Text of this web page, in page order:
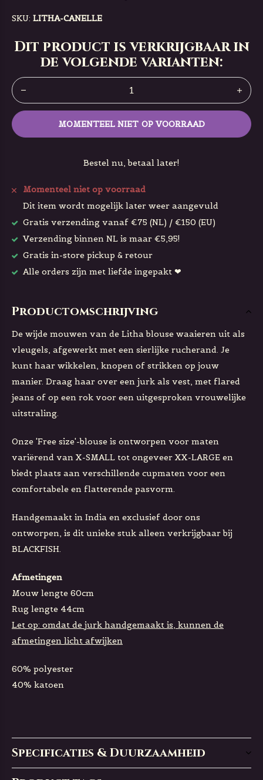
SKU: LITHA-CANELLE
Dit product is verkrijgbaar in
de volgende varianten:
MOMENTEEL NIET OP VOORRAAD
Bestel nu, betaal later!
Momenteel niet op voorraad
Dit item wordt mogelijk later weer aangevuld
Gratis verzending vanaf €75 (NL) / €150 (EU)
Verzending binnen NL is maar €5,95!
Gratis in-store pickup & retour
Alle orders zijn met liefde ingepakt ❤
Productomschrijving
De wijde mouwen van de Litha blouse waaieren uit als
vleugels, afgewerkt met een sierlijke rucherand. Je
kunt haar wikkelen, knopen of strikken op jouw
manier. Draag haar over een jurk als vest, met flared
jeans of op een rok voor een uitgesproken vrouwelijke
uitstraling.
Onze 'Free size'-blouse is ontworpen voor maten
variërend van X-SMALL tot ongeveer XX-LARGE en
biedt plaats aan verschillende cupmaten voor een
comfortabele en flatterende pasvorm.
Handgemaakt in India en exclusief door ons
ontworpen, is dit unieke stuk alleen verkrijgbaar bij
BLACKFISH.
Afmetingen
Mouw lengte 60cm
Rug lengte 44cm
Let op: omdat de jurk handgemaakt is, kunnen de
afmetingen licht afwijken
60% polyester
40% katoen
Specificaties & Duurzaamheid